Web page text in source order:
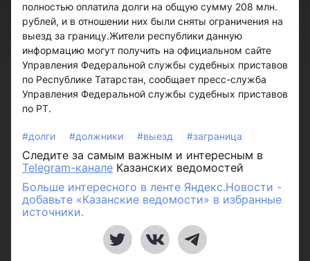
полностью оплатила долги на общую сумму 208 млн.
рублей, и в отношении них были сняты ограничения на
выезд за границу.Жители республики данную
информацию могут получить на официальном сайте
Управления Федеральной службы судебных приставов
по Республике Татарстан, сообщает пресс-служба
Управления Федеральной службы судебных приставов
по РТ.
#долги #должники #выезд #заграница
Следите за самым важным и интересным в
Telegram-канале Казанских ведомостей
Больше интересного в ленте Яндекс.Новости -
добавьте «Казанские ведомости» в избранные
источники.